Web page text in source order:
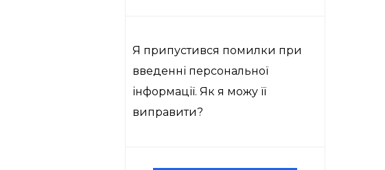
Я припустився помилки при
введенні персональної
інформації. Як я можу її
виправити?